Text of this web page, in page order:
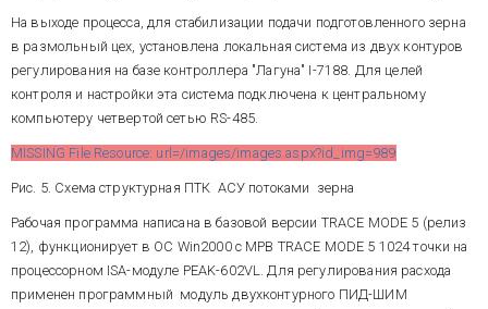
размольном – повысить объем,
достоверность и скорость
циркуляции информации в
человеко-машинном контуре
эвристического управления
процессом. На рис. 9 и 10
приведены главные
операторские экраны рабочих
станций.
4 – с частотным
регулированием,
расхода зерна на
технологические линии с
помощь регуляторов массового
и объемного расхода, а также
режимов увлажнения,
автоматическое
уровней заполнения емкостей,
визуализацию состояния
режимов, емкостей и
оборудования, сигнализации,
информационную текстовую
поддержку, протоколирование и
архивирование.
На выходе процесса, для стабилизации подачи подготовленного зерна
в размольный цех, установлена локальная система из двух контуров
регулирования на базе контроллера "Лагуна" I-7188. Для целей
контроля и настройки эта система подключена к центральному
компьютеру четвертой сетью RS-485.
MISSING File Resource: url=/images/images.aspx?id_img=989
Рис. 5. Схема структурная ПТК АСУ потоками зерна
Рабочая программа написана в базовой версии TRACE MODE 5 (релиз
12), функционирует в ОС Win2000 с МРВ TRACE MODE 5 1024 точки на
процессорном ISA-модуле PEAK-602VL. Для регулирования расхода
применен программный модуль двухконтурного ПИД-ШИМ